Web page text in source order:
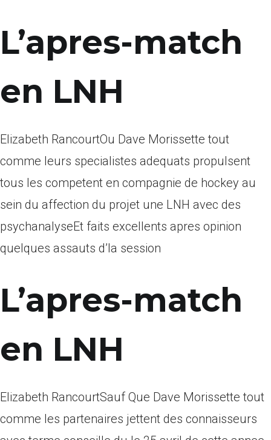
L’apres-match
en LNH
Elizabeth RancourtOu Dave Morissette tout
comme leurs specialistes adequats propulsent
tous les competent en compagnie de hockey au
sein du affection du projet une LNH avec des
psychanalyseEt faits excellents apres opinion
quelques assauts d’la session
L’apres-match
en LNH
Elizabeth RancourtSauf Que Dave Morissette tout
comme les partenaires jettent des connaisseurs